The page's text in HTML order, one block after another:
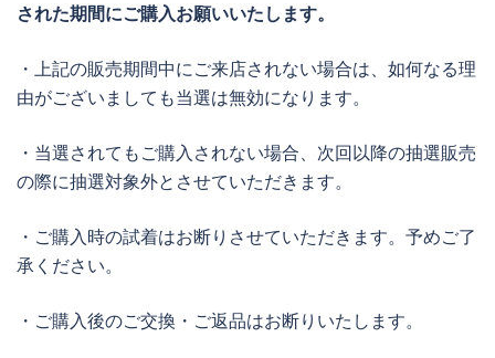
された期間にご購入お願いいたします。
・上記の販売期間中にご来店されない場合は、如何なる理
由がございましても当選は無効になります。
・当選されてもご購入されない場合、次回以降の抽選販売
の際に抽選対象外とさせていただきます。
・ご購入時の試着はお断りさせていただきます。予めご了
承ください。
・ご購入後のご交換・ご返品はお断りいたします。